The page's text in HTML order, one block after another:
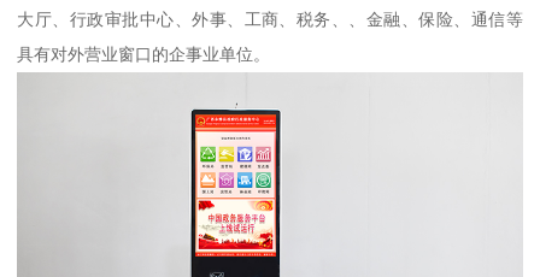
大厅、行政审批中心、外事、工商、税务、、金融、保险、通信等
具有对外营业窗口的企事业单位。